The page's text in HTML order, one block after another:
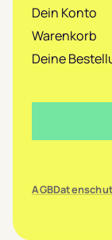
Dein Konto
Warenkorb
Deine
AGB